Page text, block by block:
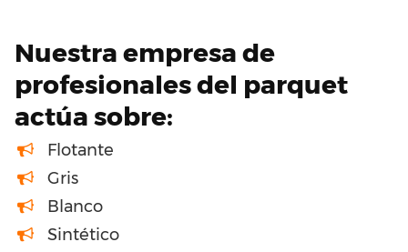
Nuestra empresa de
profesionales del parquet
actúa sobre:
Flotante
Gris
Blanco
Sintético